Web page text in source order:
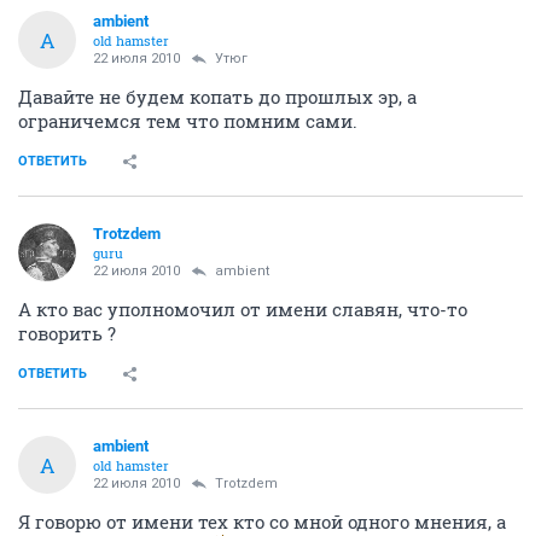
A
ambient
old hamster
22 июля 2010 Утюг
Давайте не будем копать до прошлых эр, а
ограничемся тем что помним сами.
ОТВЕТИТЬ
Trotzdem
guru
22 июля 2010 ambient
А кто вас уполномочил от имени славян, что-то
говорить ?
ОТВЕТИТЬ
A
ambient
old hamster
22 июля 2010 Trotzdem
Я говорю от имени тех кто со мной одного мнения, а